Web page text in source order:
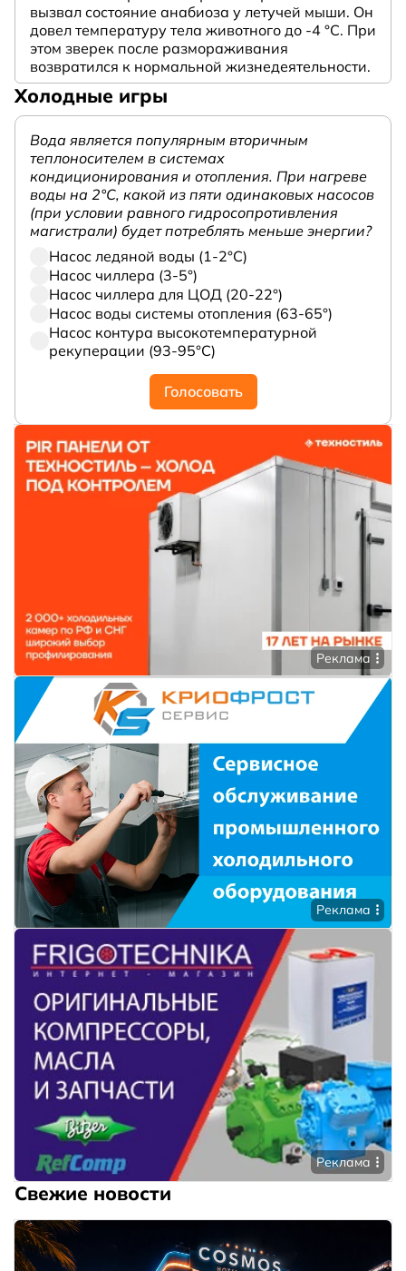
вызвал состояние анабиоза у летучей мыши. Он
довел температуру тела животного до -4 °C. При
этом зверек после размораживания
возвратился к нормальной жизнедеятельности.
Холодные игры
Вода является популярным вторичным
теплоносителем в системах
кондиционирования и отопления. При нагреве
воды на 2°С, какой из пяти одинаковых насосов
(при условии равного гидросопротивления
магистрали) будет потреблять меньше энергии?
Насос ледяной воды (1-2°С)
Насос чиллера (3-5°)
Насос чиллера для ЦОД (20-22°)
Насос воды системы отопления (63-65°)
Насос контура высокотемпературной
рекуперации (93-95°С)
Голосовать
Реклама
Реклама
Реклама
Свежие новости